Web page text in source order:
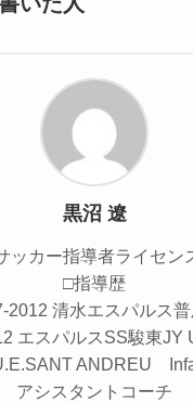
黒沼 遼
ッカー指導者ライセン
□指導歴
2012 清水エスパルス
エスパルスSS駿東JY
ANDREU
アシスタントコーチ